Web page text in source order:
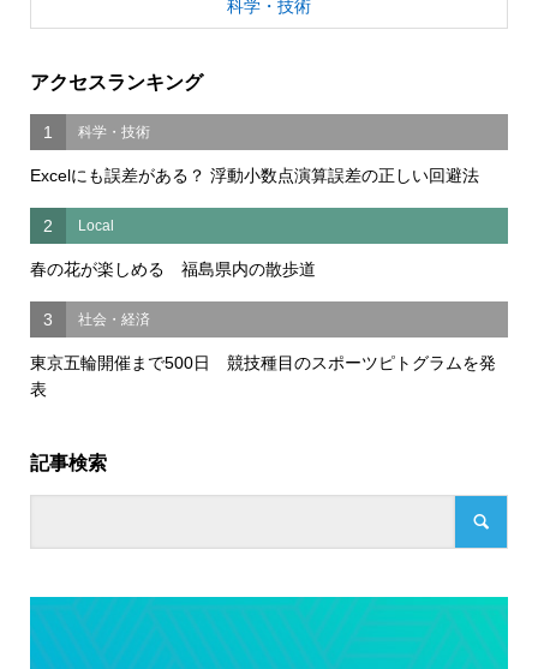
科学・技術
アクセスランキング
1 科学・技術
Excelにも誤差がある？ 浮動小数点演算誤差の正しい回避法
2 Local
春の花が楽しめる 福島県内の散歩道
3 社会・経済
東京五輪開催まで500日 競技種目のスポーツピトグラムを発
表
記事検索